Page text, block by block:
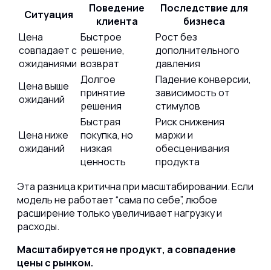
Ситуация
Поведение
клиента
Последствие для
бизнеса
Цена
совпадает с
ожиданиями
Быстрое
решение,
возврат
Рост без
дополнительного
давления
Цена выше
ожиданий
Долгое
принятие
решения
Падение конверсии,
зависимость от
стимулов
Цена ниже
ожиданий
Быстрая
покупка, но
низкая
ценность
Риск снижения
маржи и
обесценивания
продукта
Эта разница критична при масштабировании. Если
модель не работает “сама по себе”, любое
расширение только увеличивает нагрузку и
расходы.
Масштабируется не продукт, а совпадение
цены с рынком.